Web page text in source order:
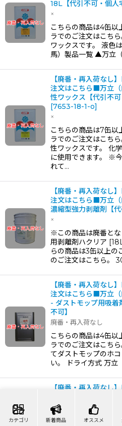
カテゴリ 新着商品 オススメ
18L【代引不可・個人
×
こちらの商品は4缶以
ラでのご注文はこち
ワックスです。 液色
馬）製品一覧 ▲万立
【廃番・再入荷なし
注文はこちら■万立
性ワックス【代引不可
[7653-18-1-o]
×
こちらの商品は7缶以
ラでのご注文はこち
性ワックスです。 化
に使用できます。 ※
れて…
【廃番・再入荷なし
注文はこちら■万立
濃縮型強力剥離剤【代
×
※この商品は廃番と
用剥離剤ハクリア
らの商品は3缶以上の
のご注文はこちら。
【廃番・再入荷なし
注文はこちら■万立
- ダストモップ用吸着
不可】
廃番・再入荷なし
こちらの商品は4缶以
ラでのご注文はこち
てダストモップのホ
い。 ドライ方式 万
【廃番・再入荷なし
入り）18L - 汎用水性
宅配送不可】 [7644-